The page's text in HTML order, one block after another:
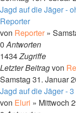
Jagd auf die Jäger -
Reporter
von Reporter »
0Antworten
1434Zugriffe
Letzter Beitragvon
Samstag 31. Januar
Jagd auf die Jäger -
von Eluri » Mittwoch